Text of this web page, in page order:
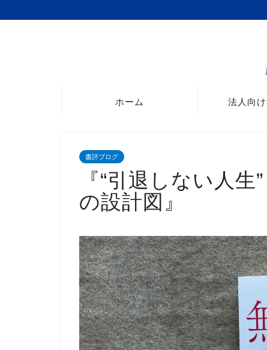
ホーム 法人向
書評ブログ
『“引退しない人
の設計図』